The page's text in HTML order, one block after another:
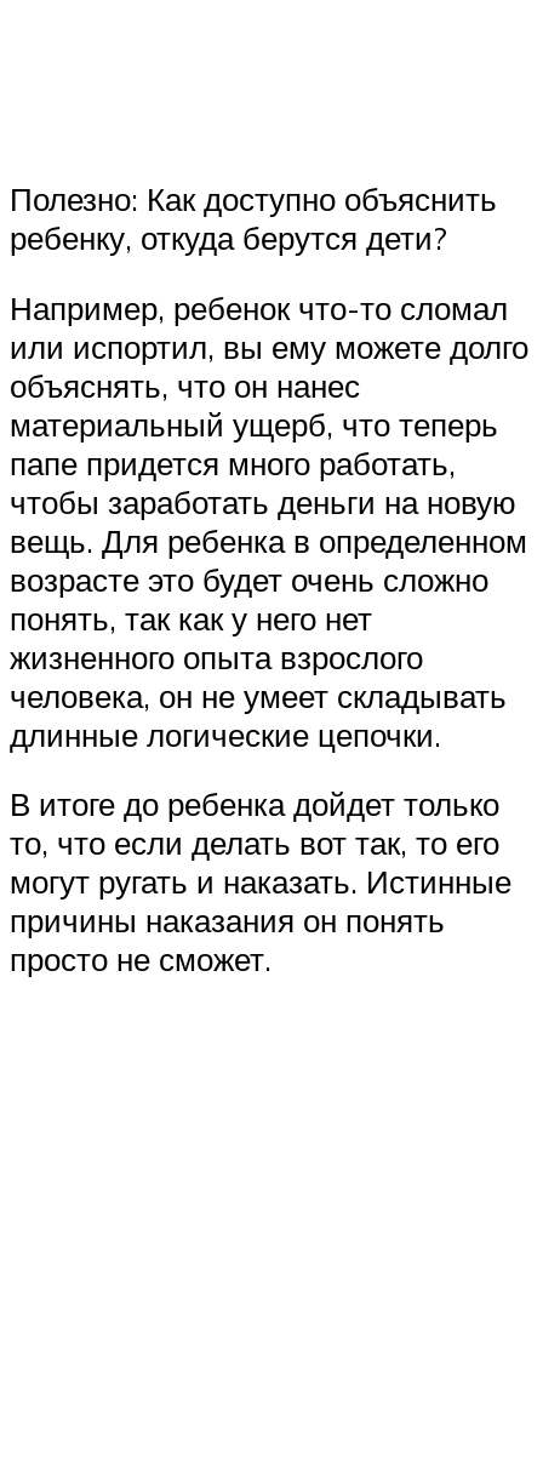
Полезно: Как доступно объяснить
ребенку, откуда берутся дети?
Например, ребенок что-то сломал
или испортил, вы ему можете долго
объяснять, что он нанес
материальный ущерб, что теперь
папе придется много работать,
чтобы заработать деньги на новую
вещь. Для ребенка в определенном
возрасте это будет очень сложно
понять, так как у него нет
жизненного опыта взрослого
человека, он не умеет складывать
длинные логические цепочки.
В итоге до ребенка дойдет только
то, что если делать вот так, то его
могут ругать и наказать. Истинные
причины наказания он понять
просто не сможет.